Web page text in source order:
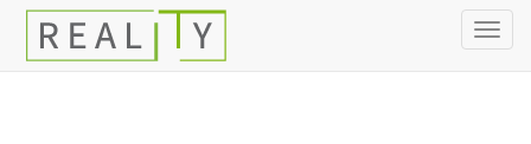
Toggle